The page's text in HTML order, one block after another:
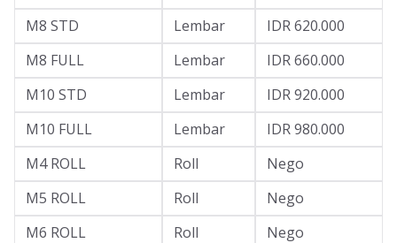
M8 STD
Lembar
IDR 620.000
M8 FULL
Lembar
IDR 660.000
M10 STD
Lembar
IDR 920.000
M10 FULL
Lembar
IDR 980.000
M4 ROLL
Roll
Nego
M5 ROLL
Roll
Nego
M6 ROLL
Roll Nego